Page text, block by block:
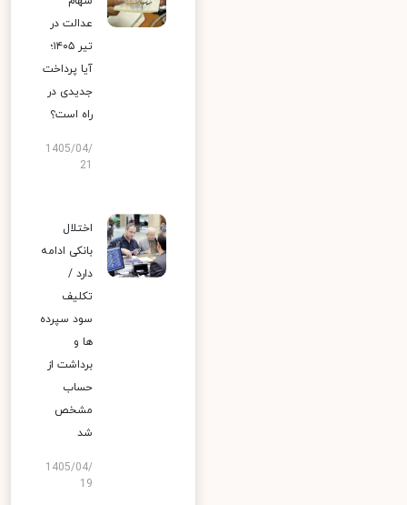
عدالت در
تیر ۱۴۰۵؛
آیا پرداخت
جدیدی در
راه است؟
1405/04/
اختلال
بانکی ادامه
دارد /
تکلیف
سود سپرده
ها و
برداشت از
حساب
مشخص
شد
1405/04/
19